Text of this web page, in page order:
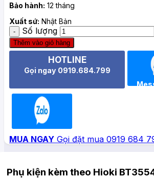
Bảo hành: 12 tháng
Xuất sứ: Nhật Bản
Số lượng
Thêm vào giỏ hàng
HOTLINE
Gọi ngay 0919.684.799
MUA NGAY Gọi đặt mua 0919 684
Phụ kiện kèm theo Hioki